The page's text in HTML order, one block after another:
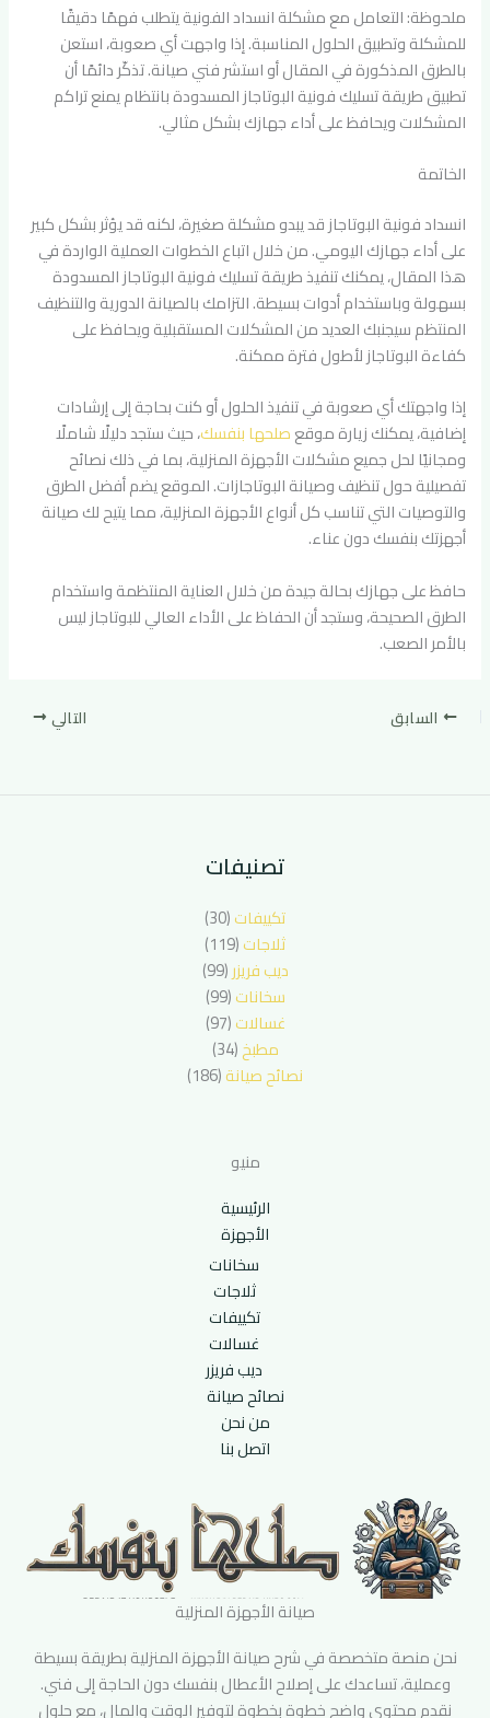
ملحوظة: التعامل مع مشكلة انسداد الفونية يتطلب فهمًا دقيقًا
للمشكلة وتطبيق الحلول المناسبة. إذا واجهت أي صعوبة، استعن
بالطرق المذكورة في المقال أو استشر فني صيانة. تذكّر دائمًا أن
تطبيق طريقة تسليك فونية البوتاجاز المسدودة بانتظام يمنع تراكم
المشكلات ويحافظ على أداء جهازك بشكل مثالي.
الخاتمة
انسداد فونية البوتاجاز قد يبدو مشكلة صغيرة، لكنه قد يؤثر بشكل كبير
على أداء جهازك اليومي. من خلال اتباع الخطوات العملية الواردة في
هذا المقال، يمكنك تنفيذ طريقة تسليك فونية البوتاجاز المسدودة
بسهولة وباستخدام أدوات بسيطة. التزامك بالصيانة الدورية والتنظيف
المنتظم سيجنبك العديد من المشكلات المستقبلية ويحافظ على
كفاءة البوتاجاز لأطول فترة ممكنة.
إذا واجهتك أي صعوبة في تنفيذ الحلول أو كنت بحاجة إلى إرشادات
إضافية، يمكنك زيارة موقعصلحها بنفسك، حيث ستجد دليلًا شاملًا
ومجانيًا لحل جميع مشكلات الأجهزة المنزلية، بما في ذلك نصائح
تفصيلية حول تنظيف وصيانة البوتاجازات. الموقع يضم أفضل الطرق
والتوصيات التي تناسب كل أنواع الأجهزة المنزلية، مما يتيح لك صيانة
أجهزتك بنفسك دون عناء.
حافظ على جهازك بحالة جيدة من خلال العناية المنتظمة واستخدام
الطرق الصحيحة، وستجد أن الحفاظ على الأداء العالي للبوتاجاز ليس
بالأمر الصعب.
السابق التالي
تصنيفات
تكييفات(30)
ثلاجات(119)
ديب فريزر(99)
سخانات(99)
غسالات(97)
مطبخ(34)
نصائح صيانة(186)
منيو
الرئيسية
الأجهزة
سخانات
ثلاجات
تكييفات
غسالات
ديب فريزر
نصائح صيانة
من نحن
اتصل بنا
صيانة الأجهزة المنزلية
نحن منصة متخصصة في شرح صيانة الأجهزة المنزلية بطريقة بسيطة
وعملية، تساعدك على إصلاح الأعطال بنفسك دون الحاجة إلى فني.
نقدم محتوى واضح خطوة بخطوة لتوفير الوقت والمال، مع حلول